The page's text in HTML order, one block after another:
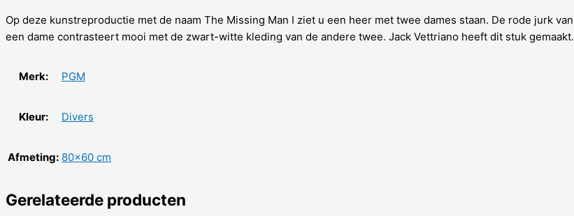
Op deze kunstreproductie met de naam The Missing Man I ziet u een heer met twee dames staan. De rode jurk van
een dame contrasteert mooi met de zwart-witte kleding van de andere twee. Jack Vettriano heeft dit stuk gemaakt.
Merk: PGM
Kleur: Divers
Afmeting: 80×60 cm
Gerelateerde producten